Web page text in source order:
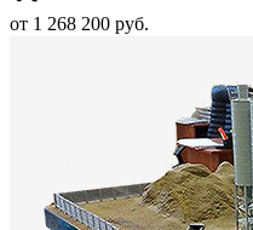
от 1 268 200 руб.